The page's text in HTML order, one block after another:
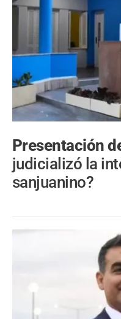
Presentación
judicializó la
sanjuanino?